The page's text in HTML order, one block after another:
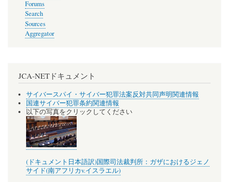
Forums
Search
Sources
Aggregator
JCA-NETドキュメント
サイバースパイ・サイバー犯罪法案反対共同声明関連情報
国連サイバー犯罪条約関連情報
以下の写真をクリックしてください
(ドキュメント日本語訳)国際司法裁判所：ガザにおけるジェノ
サイド(南アフリカv.イスラエル)